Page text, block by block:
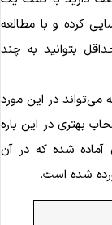
کرده و با مطالعه
بتوانید به چند
در این مورد
بهتری در این باره
شده که در آن
شده است.